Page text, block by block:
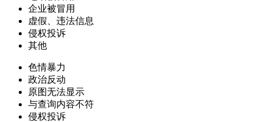
企业被冒用
虚假、违法信息
侵权投诉
其他
色情暴力
政治反动
原图无法显示
与查询内容不符
侵权投诉